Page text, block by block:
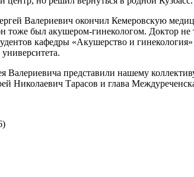
Валериевич окончил Кемеровскую
тоже был акушером-гинекологом. Доктор не
кафедры «Акушерство и
Валериевича представили нашему
Николаевич Тарасов и глава